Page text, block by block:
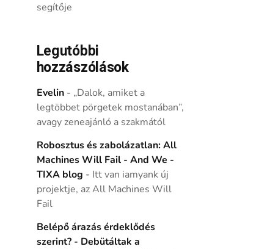
segítője
Legutóbbi
hozzászólások
Evelin- „Dalok, amiket a
legtöbbet pörgetek mostanában”,
avagy zeneajánló a szakmától
Robosztus és zabolázatlan: All
Machines Will Fail - And We -
TIXA blog - Itt van iamyank új
projektje, az All Machines Will
Fail
Belépő árazás érdeklődés
szerint? - Debütáltak a